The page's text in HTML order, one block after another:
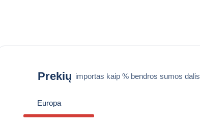
Prekių importas kaip % bendros sumos dalis
Europa